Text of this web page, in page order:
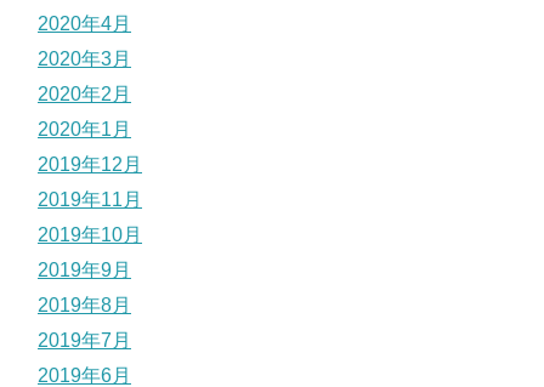
2020年4月
2020年3月
2020年2月
2020年1月
2019年12月
2019年11月
2019年10月
2019年9月
2019年8月
2019年7月
2019年6月